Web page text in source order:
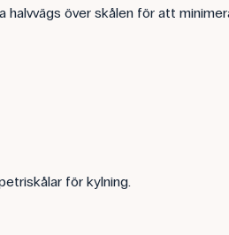
halvvägs över skålen för att
för kylning.